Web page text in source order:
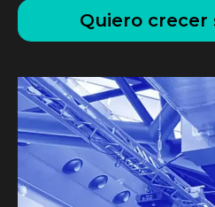
Quiero